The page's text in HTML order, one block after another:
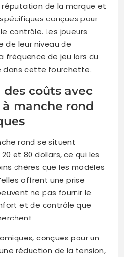
réputation de la marque et
conçues pour
contrôle. Les joueurs
de leur niveau de
fréquence de jeu lors du
dans cette fourchette.
des coûts avec
manche rond
rond se situent
et 80 dollars, ce qui les
chères que les modèles
offrent une prise
ne pas fournir le
et de contrôle que
conçues pour un
réduction de la tension,